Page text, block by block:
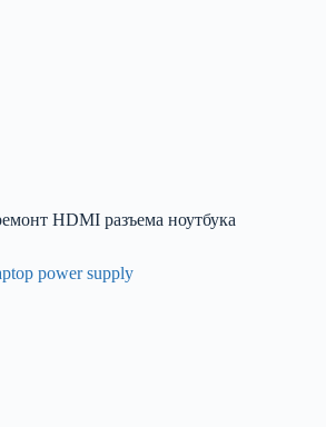
HDMI разъема ноутбука